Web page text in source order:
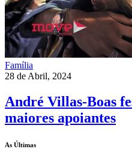
Família
28 de Abril, 2024
André Villas-Boas
maiores apoiantes
As Últimas